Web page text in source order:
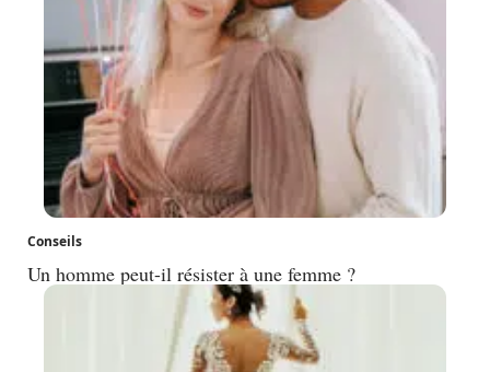
Conseils
Un homme peut-il résister à une femme ?